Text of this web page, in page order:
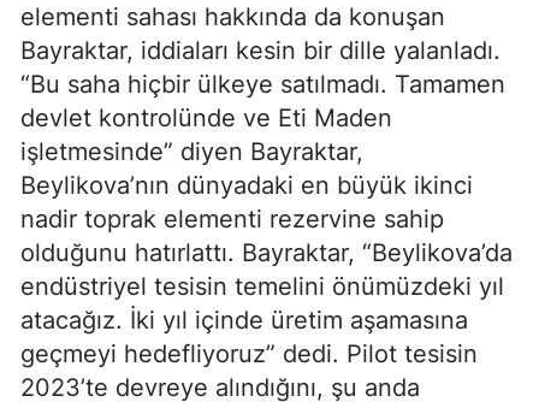
elementi sahası hakkında da konuşan
Bayraktar, iddiaları kesin bir dille yalanladı.
“Bu saha hiçbir ülkeye satılmadı. Tamamen
devlet kontrolünde ve Eti Maden
işletmesinde” diyen Bayraktar,
Beylikova’nın dünyadaki en büyük ikinci
nadir toprak elementi rezervine sahip
olduğunu hatırlattı. Bayraktar, “Beylikova’da
endüstriyel tesisin temelini önümüzdeki yıl
atacağız. İki yıl içinde üretim aşamasına
geçmeyi hedefliyoruz” dedi. Pilot tesisin
2023’te devreye alındığını, şu anda